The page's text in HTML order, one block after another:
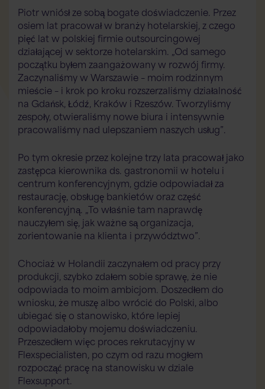
Piotr wniósł ze sobą bogate doświadczenie. Przez
osiem lat pracował w branży hotelarskiej, z czego
pięć lat w polskiej firmie outsourcingowej
działającej w sektorze hotelarskim. „Od samego
początku byłem zaangażowany w rozwój firmy.
Zaczynaliśmy w Warszawie – moim rodzinnym
mieście – i krok po kroku rozszerzaliśmy działalność
na Gdańsk, Łódź, Kraków i Rzeszów. Tworzyliśmy
zespoły, otwieraliśmy nowe biura i intensywnie
pracowaliśmy nad ulepszaniem naszych usług”.
Po tym okresie przez kolejne trzy lata pracował jako
zastępca kierownika ds. gastronomii w hotelu i
centrum konferencyjnym, gdzie odpowiadał za
restaurację, obsługę bankietów oraz część
konferencyjną. „To właśnie tam naprawdę
nauczyłem się, jak ważne są organizacja,
zorientowanie na klienta i przywództwo”.
Chociaż w Holandii zaczynałem od pracy przy
produkcji, szybko zdałem sobie sprawę, że nie
odpowiada to moim ambicjom. Doszedłem do
wniosku, że muszę albo wrócić do Polski, albo
ubiegać się o stanowisko, które lepiej
odpowiadałoby mojemu doświadczeniu.
Przeszedłem więc proces rekrutacyjny w
Flexspecialisten, po czym od razu mogłem
rozpocząć pracę na stanowisku w dziale
Flexsupport.